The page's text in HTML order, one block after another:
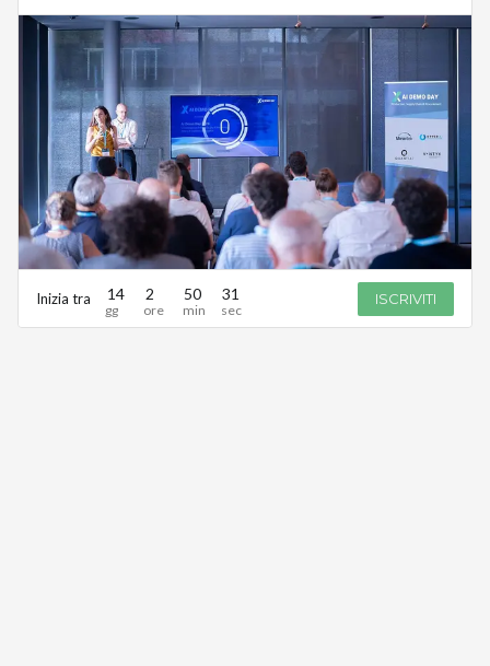
Inizia tra 14 2 50 31 ISCRIVITI